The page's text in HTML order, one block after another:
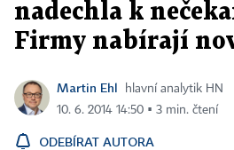
nadechla k
Firmy nabírají
Martin Ehl
hlavní analytik HN
10. 6. 2014 14:50 ▪ 3 min. čtení
ODEBÍRAT AUTORA